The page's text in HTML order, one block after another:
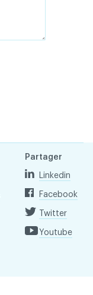
Partager
Linkedin
Facebook
Twitter
Youtube